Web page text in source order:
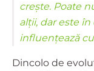
crește. Poate
alții, dar este în
influențează
Dincolo de